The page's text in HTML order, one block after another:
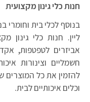
חנות כלי גינון מקצועית
בנוסף לכלי בית וחומרי
ליין. חנות כלי גינון
אביזרים לטפטפות,
חשמליים וצינורות
להזמין את כל המוצרים
וכלים איכותיים לבית.